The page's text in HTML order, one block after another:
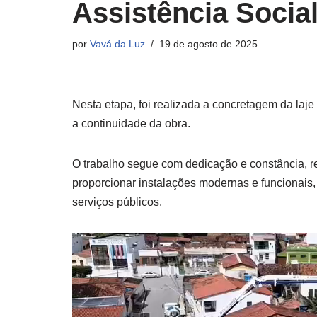
Assistência
por Vavá da Luz 19 de agosto de 2025
Nesta etapa, foi realizada a concretagem da
a continuidade da obra.
O trabalho segue com dedicação e constância,
proporcionar instalações modernas e
serviços públicos.
T
o
c
a